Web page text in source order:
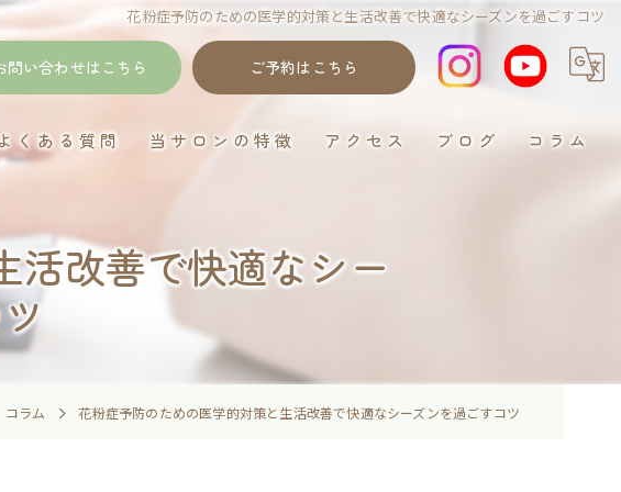
花粉症予防のための医学的対策と生活改善で快適なシーズンを過ごすコツ
問い合わせはこちら ご予約はこちら
くある質問 当サロンの特徴
ゴットクリーナー
イネイト活性
アクセス ブログ コラム
活改善で快適なシー
コラム 花粉症予防のための医学的対策と生活改善で快適なシーズンを過ごすコツ